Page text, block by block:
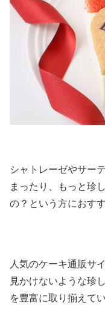
シャトレーゼやサー
まったり、もっと珍
の？という方におす
人気のケーキ通販サ
見かけないような珍
を豊富に取り揃えてい